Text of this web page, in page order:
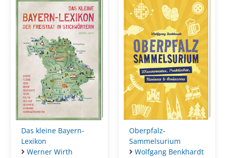
Das kleine Bayern-
Lexikon
Werner Wirth
Oberpfalz-
Sammelsurium
Wolfgang Benkhardt